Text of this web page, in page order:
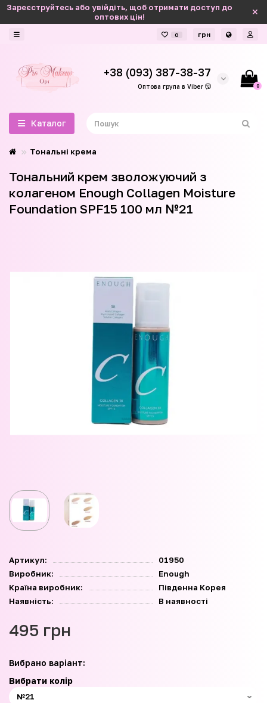
Зареєструйтесь або увійдіть, щоб отримати доступ до
оптових цін!
0 грн
+38 (093) 387-38-37
Оптова група в Viber 0
Каталог
Тональні крема
Тональний крем зволожуючий з
колагеном Enough Collagen Moisture
Foundation SPF15 100 мл №21
Артикул:
01950
Виробник:
Enough
Країна виробник:
Південна Корея
Наявність:
В наявності
495 грн
Вибрано варіант:
Вибрати колір